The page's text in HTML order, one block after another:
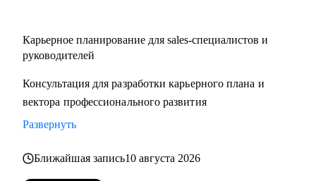
Карьерное планирование для sales-специалистов и
руководителей
Консультация для разработки карьерного плана и
вектора профессионального развития
Развернуть
Ближайшая запись10 августа 2026